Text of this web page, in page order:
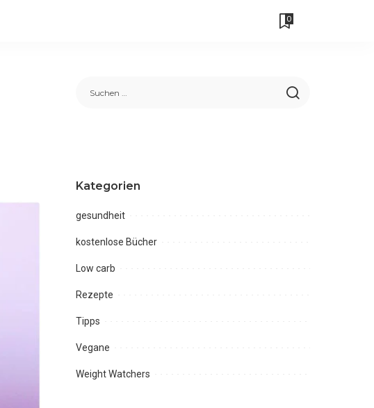
0
Kategorien
gesundheit
kostenlose Bücher
Low carb
Rezepte
Tipps
Vegane
Weight Watchers